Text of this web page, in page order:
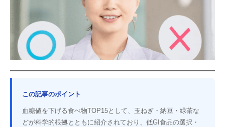
この記事のポイント
血糖値を下げる食べ物TOP15として、玉ねぎ・納豆・緑茶な
どが科学的根拠とともに紹介されており、低GI食品の選択・